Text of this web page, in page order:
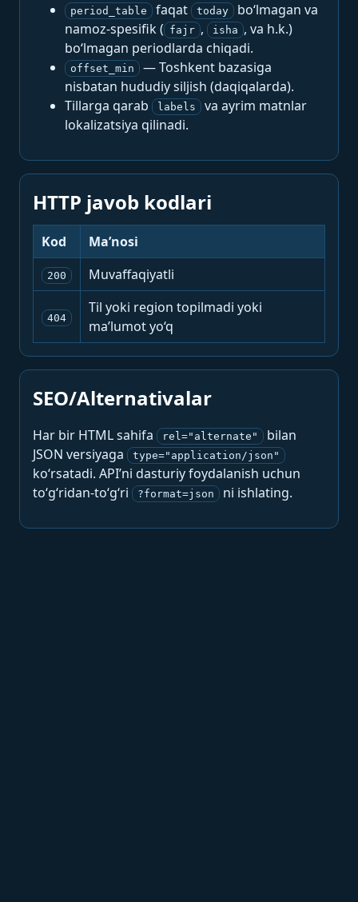
period_table faqat today
bo‘lmagan va
namoz-spesifik ( fajr , isha , va h.k.)
bo‘lmagan periodlarda chiqadi.
offset_min
— Toshkent bazasiga
nisbatan hududiy siljish (daqiqalarda).
Tillarga qarab
labels
va ayrim matnlar
lokalizatsiya qilinadi.
HTTP javob kodlari
Kod Ma’nosi
200 Muvaffaqiyatli
404
Til yoki region topilmadi yoki
ma’lumot yo‘q
SEO/Alternativalar
Har bir HTML sahifa rel="alternate"
bilan
JSON versiyaga
type="application/json"
ko‘rsatadi. API’ni dasturiy foydalanish uchun
to‘g‘ridan-to‘g‘ri
?format=json ni ishlating.